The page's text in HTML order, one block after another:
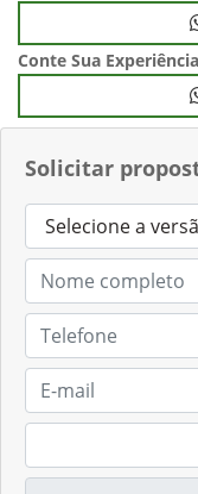
Solicitar
Conte Sua